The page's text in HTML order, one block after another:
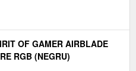
OF GAMER AIRBLADE
RGB (NEGRU)